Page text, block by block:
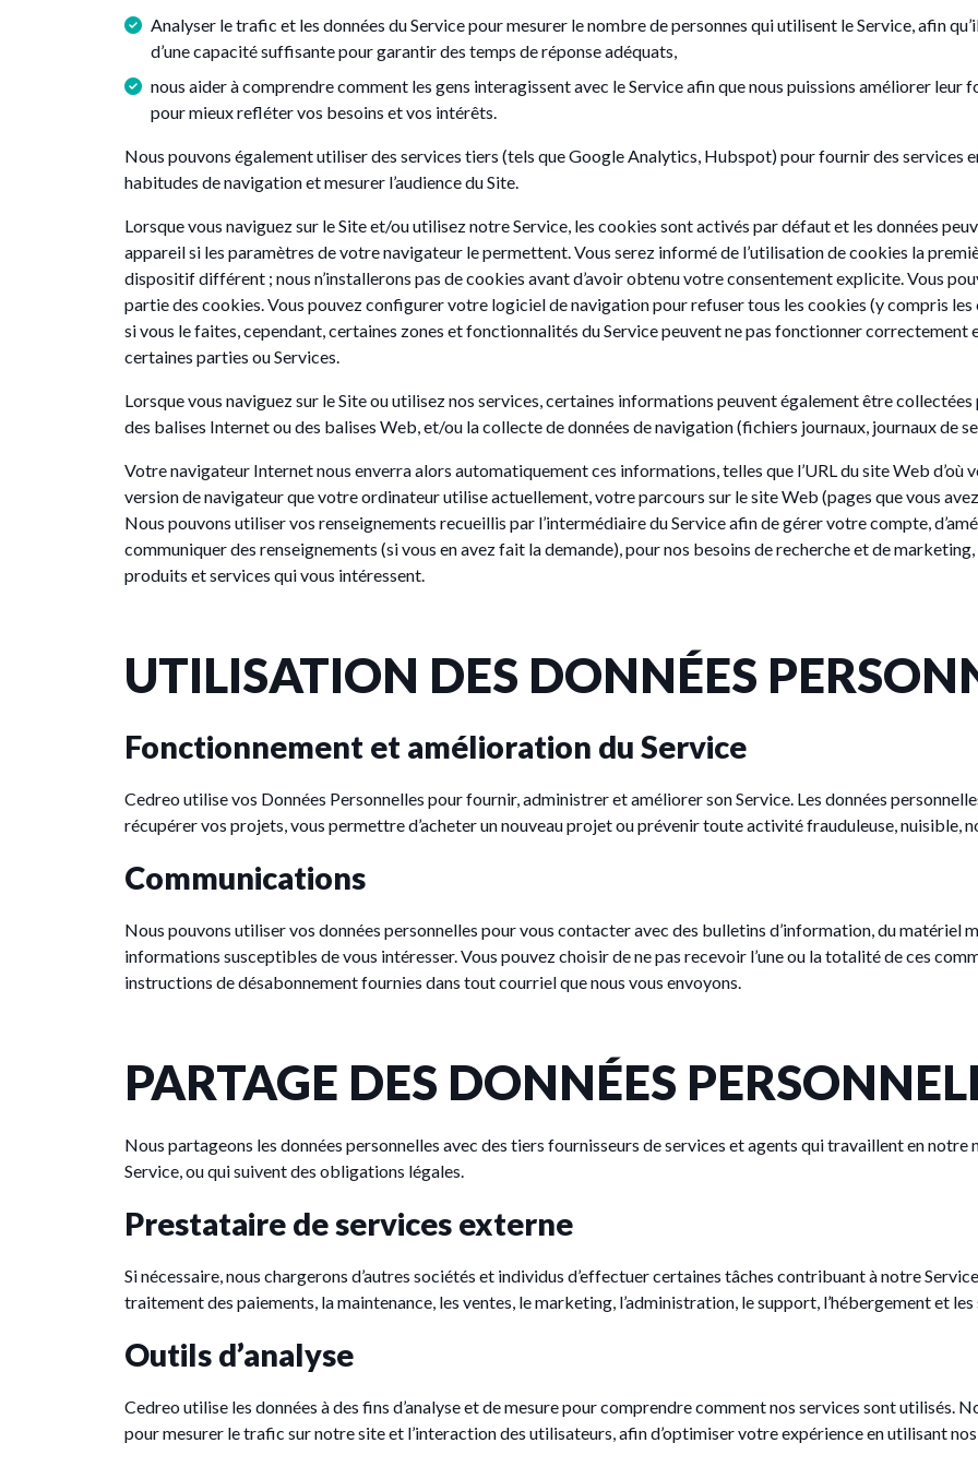
Analyser le trafic et les données du Service pour mesurer le nombre de personnes qui utilisent le Service, afin
d’une capacité suffisante pour garantir des temps de réponse adéquats,
nous aider à comprendre comment les gens interagissent avec le Service afin que nous puissions améliorer
pour mieux refléter vos besoins et vos intérêts.
Nous pouvons également utiliser des services tiers (tels que Google Analytics, Hubspot) pour fournir des services
habitudes de navigation et mesurer l’audience du Site.
Lorsque vous naviguez sur le Site et/ou utilisez notre Service, les cookies sont activés par défaut et les données
appareil si les paramètres de votre navigateur le permettent. Vous serez informé de l’utilisation de cookies la
dispositif différent ; nous n’installerons pas de cookies avant d’avoir obtenu votre consentement explicite. Vous
partie des cookies. Vous pouvez configurer votre logiciel de navigation pour refuser tous les cookies (y compris les
si vous le faites, cependant, certaines zones et fonctionnalités du Service peuvent ne pas fonctionner correctement
certaines parties ou Services.
Lorsque vous naviguez sur le Site ou utilisez nos services, certaines informations peuvent également être
des balises Internet ou des balises Web, et/ou la collecte de données de navigation (fichiers journaux, journaux de
Votre navigateur Internet nous enverra alors automatiquement ces informations, telles que l’URL du site Web d’où
version de navigateur que votre ordinateur utilise actuellement, votre parcours sur le site Web (pages que vous
Nous pouvons utiliser vos renseignements recueillis par l’intermédiaire du Service afin de gérer votre compte,
communiquer des renseignements (si vous en avez fait la demande), pour nos besoins de recherche et de
produits et services qui vous intéressent.
UTILISATION DES DONNÉES
Fonctionnement et amélioration du Service
Cedreo utilise vos Données Personnelles pour fournir, administrer et améliorer son Service. Les données
récupérer vos projets, vous permettre d’acheter un nouveau projet ou prévenir toute activité frauduleuse, nuisible,
Communications
Nous pouvons utiliser vos données personnelles pour vous contacter avec des bulletins d’information, du matériel
informations susceptibles de vous intéresser. Vous pouvez choisir de ne pas recevoir l’une ou la totalité de ces
instructions de désabonnement fournies dans tout courriel que nous vous envoyons.
PARTAGE DES DONNÉES
Nous partageons les données personnelles avec des tiers fournisseurs de services et agents qui travaillent en notre
Service, ou qui suivent des obligations légales.
Prestataire de services externe
Si nécessaire, nous chargerons d’autres sociétés et individus d’effectuer certaines tâches contribuant à notre
traitement des paiements, la maintenance, les ventes, le marketing, l’administration, le support, l’hébergement et
Outils d’analyse
Cedreo utilise les données à des fins d’analyse et de mesure pour comprendre comment nos services sont utilisés.
pour mesurer le trafic sur notre site et l’interaction des utilisateurs, afin d’optimiser votre expérience en utilisant